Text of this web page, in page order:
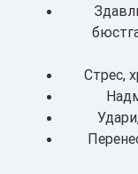
Стрес,